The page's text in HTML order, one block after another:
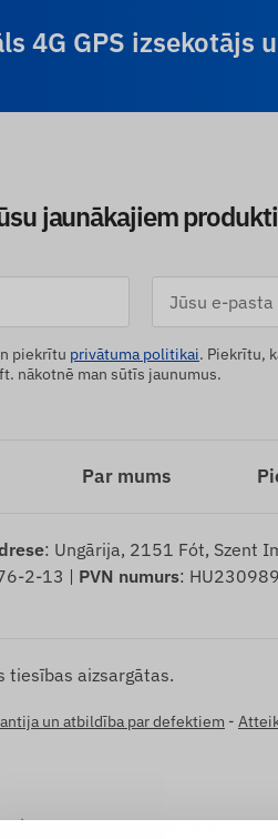
4G GPS izsekotājs
jaunākajiem
piekrītu privātuma politikai. Piekrītu,
nākotnē man sūtīs jaunumus.
Par mums
: Ungārija, 2151 Fót, Szent
2-13 | PVN numurs:
tiesības aizsargātas.
un atbildība par defektiem -